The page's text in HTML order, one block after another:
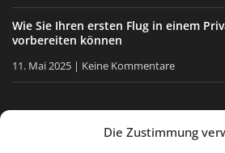
Die Zustimmung
Wie Sie Ihren ersten Flug in einem
vorbereiten können
11. Mai 2025 Keine Kommentare
BLEIBEN SIE INFORMIERT